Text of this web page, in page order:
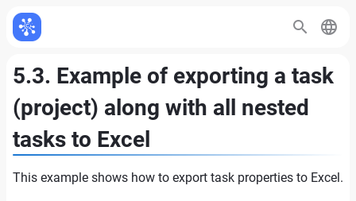
5.3. Example of exporting a task
(project) along with all nested
tasks to Excel
This example shows how to export task properties to Excel.